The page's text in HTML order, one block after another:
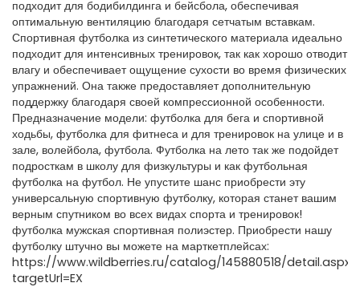
подходит для бодибилдинга и бейсбола, обеспечивая
оптимальную вентиляцию благодаря сетчатым вставкам.
Спортивная футболка из синтетического материала идеально
подходит для интенсивных тренировок, так как хорошо отводит
влагу и обеспечивает ощущение сухости во время физических
упражнений. Она также предоставляет дополнительную
поддержку благодаря своей компрессионной особенности.
Предназначение модели: футболка для бега и спортивной
ходьбы, футболка для фитнеса и для тренировок на улице и в
зале, волейбола, футбола. Футболка на лето так же подойдет
подросткам в школу для физкультуры и как футбольная
футболка на футбол. Не упустите шанс приобрести эту
универсальную спортивную футболку, которая станет вашим
верным спутником во всех видах спорта и тренировок!
футболка мужская спортивная полиэстер. Приобрести нашу
футболку штучно вы можете на марткетплейсах:
https://www.wildberries.ru/catalog/145880518/detail.aspx?
targetUrl=EX